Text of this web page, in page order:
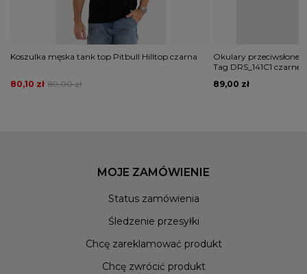
Koszulka męska tank top Pitbull Hilltop czarna
89,00 zł
80,10 zł
Okulary
Tag DRS_141C1 czarne
89,00 zł
MOJE ZAMÓWIENIE
Status zamówienia
Śledzenie przesyłki
Chcę zareklamować produkt
Chcę zwrócić produkt